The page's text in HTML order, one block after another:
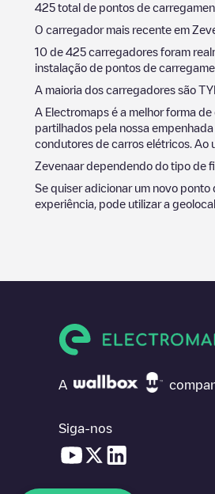
425 total de pontos de
O carregador mais recente em
10 de 425 carregadores foram
instalação de pontos de
A maioria dos carregadores são
A Electromaps é a melhor forma
partilhados pela nossa
condutores de carros elétricos. Ao
Zevenaardependendo do tipo de
Se quiser adicionar um novo
experiência, pode utilizar a
A
Siga-nos